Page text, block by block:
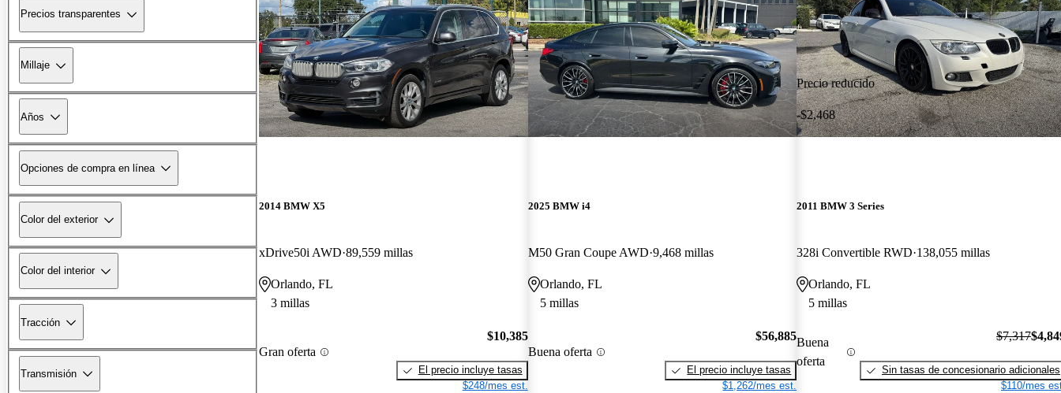
Precios transparentes
Millaje
Años
Opciones de compra en línea
Color del exterior
Color del interior
Tracción
Transmisión
2014 BMW X5
xDrive50i AWD 89,559 millas
Orlando, FL
3 millas
Gran oferta
$10,385
El precio incluye tasas
$248/mes est.
2025 BMW i4
M50 Gran Coupe AWD 9,468 millas
Orlando, FL
5 millas
Buena oferta
$56,885
El precio incluye tasas
$1,262/mes est.
Precio reducido
-$2,468
2011 BMW 3 Series
328i Convertible RWD 138,055 millas
Orlando, FL
5 millas
Buena
oferta
$7,317
Sin tasas de concesionario adicionales
$110/mes